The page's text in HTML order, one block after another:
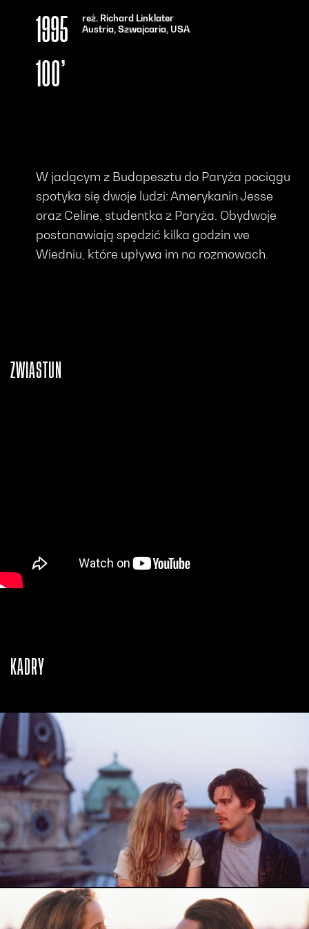
reż. Richard Linklater
Austria, Szwajcaria, USA
1995
100’
W jadącym z Budapesztu do Paryża pociągu
spotyka się dwoje ludzi: Amerykanin Jesse
oraz Celine, studentka z Paryża. Obydwoje
postanawiają spędzić kilka godzin we
Wiedniu, które upływa im na rozmowach.
ZWIASTUN
KADRY